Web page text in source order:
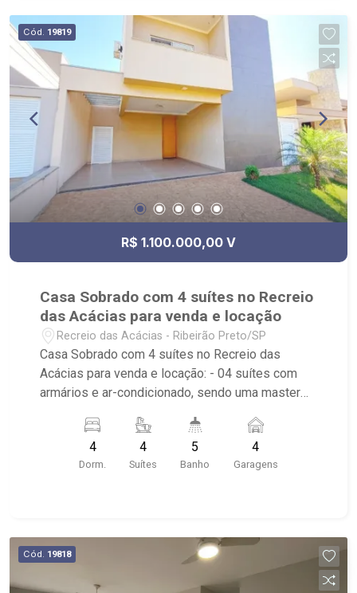
Cód. 19819
R$ 1.100.000,00 V
Casa Sobrado com 4 suítes no Recreio
das Acácias para venda e locação
Recreio das Acácias - Ribeirão Preto/SP
Casa Sobrado com 4 suítes no Recreio das
Acácias para venda e locação: - 04 suítes com
armários e ar-condicionado, sendo uma master
office / Ateliê; - Lavabo; - Cozinha tradicional
planejada e área de serviço planejadas; - Varanda
gourmet com churrasqueira; - Piscina e Vestiário;
academia e salão de festas; - Próximo ao Novo
Shopping, Colégio Marista Champagnat e
Rodovia Antônio Machado Sant`Anna.
4
Dorm.
4
Suítes
5
Banho
4
Garagens
Cód. 19818